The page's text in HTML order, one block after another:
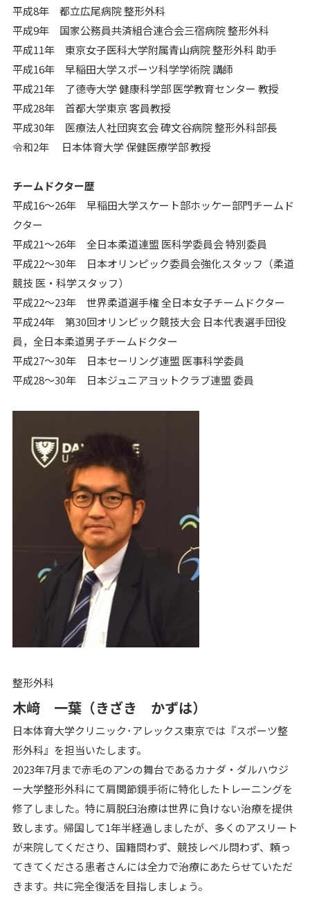
平成8年 都立広尾病院 整形外科
平成9年 国家公務員共済組合連合会三宿病院 整形外科
平成11年 東京女子医科大学附属青山病院 整形外科 助手
平成16年 早稲田大学スポーツ科学学術院 講師
平成21年 了德寺大学 健康科学部 医学教育センター 教授
平成28年 首都大学東京 客員教授
平成30年 医療法人社団爽玄会 碑文谷病院 整形外科部長
令和2年 日本体育大学 保健医療学部 教授
チームドクター歴
平成16～26年 早稲田大学スケート部ホッケー部門チームド
クター
平成21～26年 全日本柔道連盟 医科学委員会 特別委員
平成22～30年 日本オリンピック委員会強化スタッフ（柔道
競技 医・科学スタッフ）
平成22～23年 世界柔道選手権 全日本女子チームドクター
平成24年 第30回オリンピック競技大会 日本代表選手団役
員，全日本柔道男子チームドクター
平成27～30年 日本セーリング連盟 医事科学委員
平成28～30年 日本ジュニアヨットクラブ連盟 委員
整形外科
木﨑 一葉（きざき かずは）
日本体育大学クリニック･アレックス東京では『スポーツ整
形外科』を担当いたします。
2023年7月まで赤毛のアンの舞台であるカナダ・ダルハウジ
ー大学整形外科にて肩関節鏡手術に特化したトレーニングを
修了しました。特に肩脱臼治療は世界に負けない治療を提供
致します。帰国して1年半経過しましたが、多くのアスリート
が来院してくださり、国籍問わず、競技レベル問わず、頼っ
てきてくださる患者さんには全力で治療にあたらせていただ
きます。共に完全復活を目指しましょう。